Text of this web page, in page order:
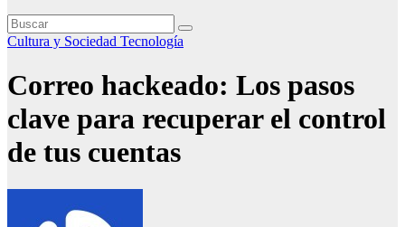
Cultura y Sociedad Tecnología
Correo hackeado: Los pasos
clave para recuperar el control
de tus cuentas